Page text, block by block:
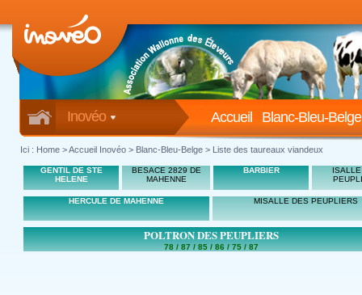
Inovéo Blanc-Bleu-Belge
Accueil
Ici : Home >Accueil Inovéo > Blanc-Bleu-Belge > Liste des taureaux viandeux
GENTIL DE STE
HELENE
BESACE 2829 DE
MAHENNE
BARBIER
HERCULE DE MAHENNE MISALLE DES PEUPLIERS
POLTRON DES PEUPLIERS
78 / 87 / 85 / 86 / 75 / 87